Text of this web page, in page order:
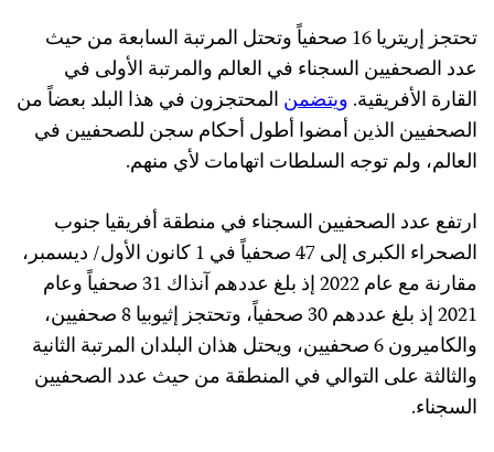
تحتجز إريتريا 16 صحفياً وتحتل المرتبة السابعة من حيث
عدد الصحفيين السجناء في العالم والمرتبة الأولى في
القارة الأفريقية. ويتضمن المحتجزون في هذا البلد بعضاً من
الصحفيين الذين أمضوا أطول أحكام سجن للصحفيين في
العالم، ولم توجه السلطات اتهامات لأي منهم.
ارتفع عدد الصحفيين السجناء في منطقة أفريقيا جنوب
الصحراء الكبرى إلى 47 صحفياً في 1 كانون الأول/ ديسمبر،
مقارنة مع عام 2022 إذ بلغ عددهم آنذاك 31 صحفياً وعام
2021 إذ بلغ عددهم 30 صحفياً، وتحتجز إثيوبيا 8 صحفيين،
والكاميرون 6 صحفيين، ويحتل هذان البلدان المرتبة الثانية
والثالثة على التوالي في المنطقة من حيث عدد الصحفيين
السجناء.